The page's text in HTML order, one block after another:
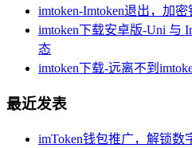
imtoken-Imtoken退出，加
imtoken下载安卓版-Uni 与
态
imtoken下载-远离不到
最近发表
imToken钱包推广，解锁